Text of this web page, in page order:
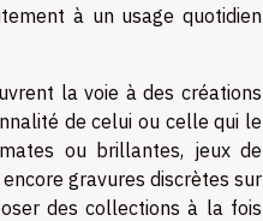
à un usage quotidien
la voie à des créations
de celui ou celle qui le
ou brillantes, jeux de
gravures discrètes sur
des collections à la fois